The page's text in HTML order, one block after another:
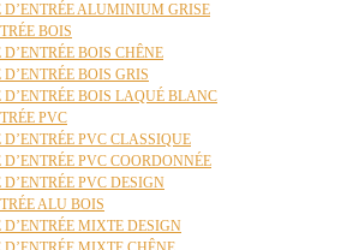
D’ENTRÉE ALUMINIUM GRISE
BOIS
D’ENTRÉE BOIS CHÊNE
D’ENTRÉE BOIS GRIS
D’ENTRÉE BOIS LAQUÉ BLANC
PVC
D’ENTRÉE PVC CLASSIQUE
D’ENTRÉE PVC COORDONNÉE
D’ENTRÉE PVC DESIGN
ALU BOIS
D’ENTRÉE MIXTE DESIGN